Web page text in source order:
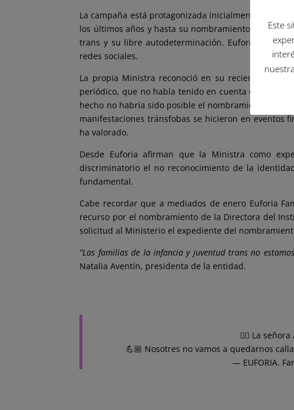
La campaña está protagonizada inicialmente por
los últimos años y hasta su nombramiento, había
trans y su libre autodeterminación. Euforia invita
redes sociales.
La propia Ministra reconoció en su reciente
periódico, que no había tenido en cuenta el
hecho no habría sido posible el nombramiento y
manifestaciones tránsfobas se hicieron en
ha valorado.
Desde Euforia afirman que la Ministra como
discriminatorio el no reconocimiento de la
fundamental.
Cabe recordar que a mediados de enero Euforia
recurso por el nombramiento de la Directora del
solicitud al Ministerio el expediente del
“Las familias de la infancia y juventud trans no
Natalia Aventín, presidenta de la entidad.
🧟‍♀️ La
💪🏼 Nosotres no vamos a quedarnos
— EUFORIA.
Este